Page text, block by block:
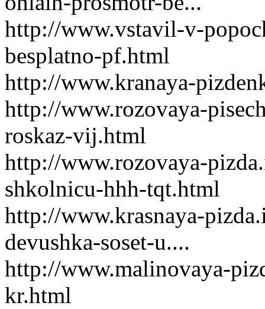
http://www.vstavil-v-
besplatno-pf.html
http://www.kranaya-
http://www.rozovaya-
roskaz-vij.html
http://www.rozovaya-
shkolnicu-hhh-tqt.html
http://www.krasnaya-
devushka-soset-u....
http://www.malinovaya-
kr.html